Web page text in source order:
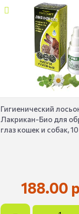
Гигиенический
Лакрикан-Био для
глаз кошек и собак,
188.00